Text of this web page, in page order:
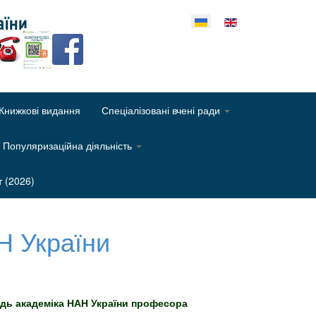
свою мову
Книжкові видання Спеціалізовані вчені ради
Популяризаційна діяльність
(2026)
України
академіка НАН України професора